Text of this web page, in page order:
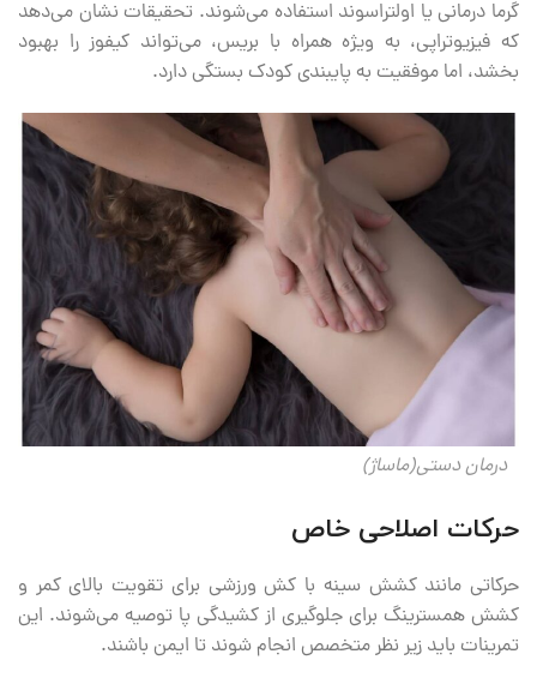
گرما درمانی یا اولتراسوند استفاده می‌شوند. تحقیقات نشان می‌دهد
که فیزیوتراپی، به ویژه همراه با بریس، می‌تواند کیفوز را بهبود
بخشد، اما موفقیت به پایبندی کودک بستگی دارد.
درمان دستی(ماساژ)
حرکات اصلاحی خاص
حرکاتی مانند کشش سینه با کش ورزشی برای تقویت بالای کمر و
کشش همسترینگ برای جلوگیری از کشیدگی پا توصیه می‌شوند. این
تمرینات باید زیر نظر متخصص انجام شوند تا ایمن باشند.